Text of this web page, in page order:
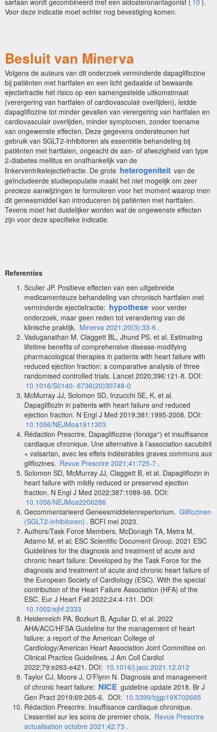
Voor deze indicatie moet echter nog bevestiging komen.
Besluit van Minerva
Volgens de auteurs van dit onderzoek verminderde dapagliflozine
bij patiënten met hartfalen en een licht gedaalde of bewaarde
ejectiefractie het risico op een samengestelde uitkomstmaat
(verergering van hartfalen of cardiovasculair overlijden), leidde
dapagliflozine tot minder gevallen van verergering van hartfalen en
cardiovasculair overlijden, minder symptomen, zonder toename
van ongewenste effecten. Deze gegevens ondersteunen het
gebruik van SGLT2-inhibitoren als essentiële behandeling bij
patiënten met hartfalen, ongeacht de aan- of afwezigheid van type
2-diabetes mellitus en onafhankelijk van de
linkerventrikelejectiefractie. De grote heterogeniteit van de
geïncludeerde studiepopulatie maakt het niet mogelijk om zeer
precieze aanwijzingen te formuleren voor het moment waarop men
dit geneesmiddel kan introduceren bij patiënten met hartfalen.
Tevens moet het duidelijker worden wat de ongewenste effecten
zijn voor deze specifieke indicatie.
Referenties
Sculier JP. Positieve effecten van een uitgebreide
medicamenteuze behandeling van chronisch hartfalen met
verminderde ejectiefractie: hypothese voor verder
onderzoek, maar geen reden tot verandering van de
klinische praktijk. Minerva 2021;20(3):33-6 .
Vaduganathan M, Claggett BL, Jhund PS, et al. Estimating
lifetime benefits of comprehensive disease-modifying
pharmacological therapies in patients with heart failure with
reduced ejection fraction: a comparative analysis of three
randomised controlled trials. Lancet 2020;396:121‑8. DOI:
10.1016/S0140- 6736(20)30748-0
McMurray JJ, Solomon SD, Inzucchi SE, K, et al.
Dapagliflozin in patients with heart failure and reduced
ejection fraction. N Engl J Med 2019;381:1995‑2008. DOI:
10.1056/NEJMoa1911303
Rédaction Prescrire. Dapagliflozine (forxiga°) et insuffisance
cardiaque chronique. Une alternative à l’association sacubitril
+ valsartan, avec les effets indésirables graves communs aux
gliflozines. Revue Prescrire 2021;41:725-7 .
Solomon SD, McMurray JJ, Claggett B, et al. Dapagliflozin in
heart failure with mildly reduced or preserved ejection
fraction. N Engl J Med 2022;387:1089-98. DOI:
10.1056/NEJMoa2206286
Gecommentarieerd Geneesmiddelenrepertorium. Gliflozinen
(SGLT2-inhibitoren) . BCFI mei 2023.
Authors/Task Force Members, McDonagh TA, Metra M,
Adamo M, et al; ESC Scientific Document Group. 2021 ESC
Guidelines for the diagnosis and treatment of acute and
chronic heart failure: Developed by the Task Force for the
diagnosis and treatment of acute and chronic heart failure of
the European Society of Cardiology (ESC). With the special
contribution of the Heart Failure Association (HFA) of the
ESC. Eur J Heart Fail 2022;24:4‑131. DOI:
10.1002/ejhf.2333
Heidenreich PA, Bozkurt B, Aguilar D, et al. 2022
AHA/ACC/HFSA Guideline for the management of heart
failure: a report of the American College of
Cardiology/American Heart Association Joint Committee on
Clinical Practice Guidelines. J Am Coll Cardiol
2022;79:e263‑e421. DOI: 10.1016/j.jacc.2021.12.012
Taylor CJ, Moore J, O’Flynn N. Diagnosis and management
of chronic heart failure: NICE guideline update 2018. Br J
Gen Pract 2019;69:265‑6. DOI: 10.3399/bjgp19X702665
Rédaction Prescrire. Insuffisance cardiaque chronique.
L’essentiel sur les soins de premier choix. Revue Prescrire
actualisation octobre 2021;42:73 .